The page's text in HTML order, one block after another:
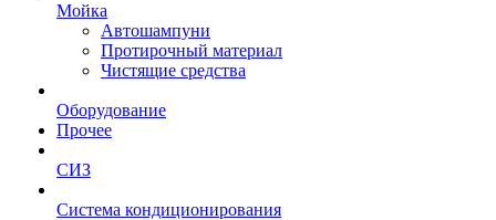
Мойка
Автошампуни
Протирочный материал
Чистящие средства
Оборудование
Прочее
СИЗ
Система кондиционирования